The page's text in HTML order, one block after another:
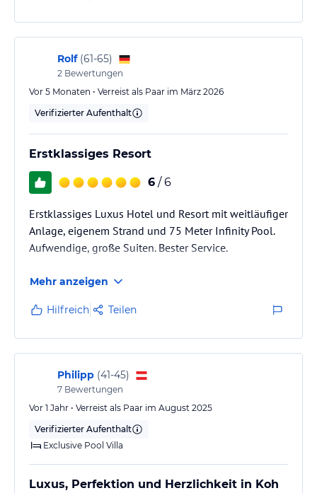
Der Service ist auf höchstem Niveau – das gesamte
Personal ist außergewöhnlich freundlich,
aufmerksam und erfüllt jeden Wunsch mit einem
Lächeln. Besonders beeindruckt hat uns das
fantastische Frühstück. Die Auswahl…
Rolf (61-65)
2 Bewertungen
Vor 5 Monaten • Verreist als Paar im März 2026
Verifizierter Aufenthalt
Erstklassiges Resort
6 / 6
Erstklassiges Luxus Hotel und Resort mit weitläufiger
Anlage, eigenem Strand und 75 Meter Infinity Pool.
Aufwendige, große Suiten. Bester Service.
Mehr anzeigen
Hilfreich Teilen
Philipp (41-45)
7 Bewertungen
Vor 1 Jahr • Verreist als Paar im August 2025
Verifizierter Aufenthalt
Exclusive Pool Villa
Luxus, Perfektion und Herzlichkeit in Koh